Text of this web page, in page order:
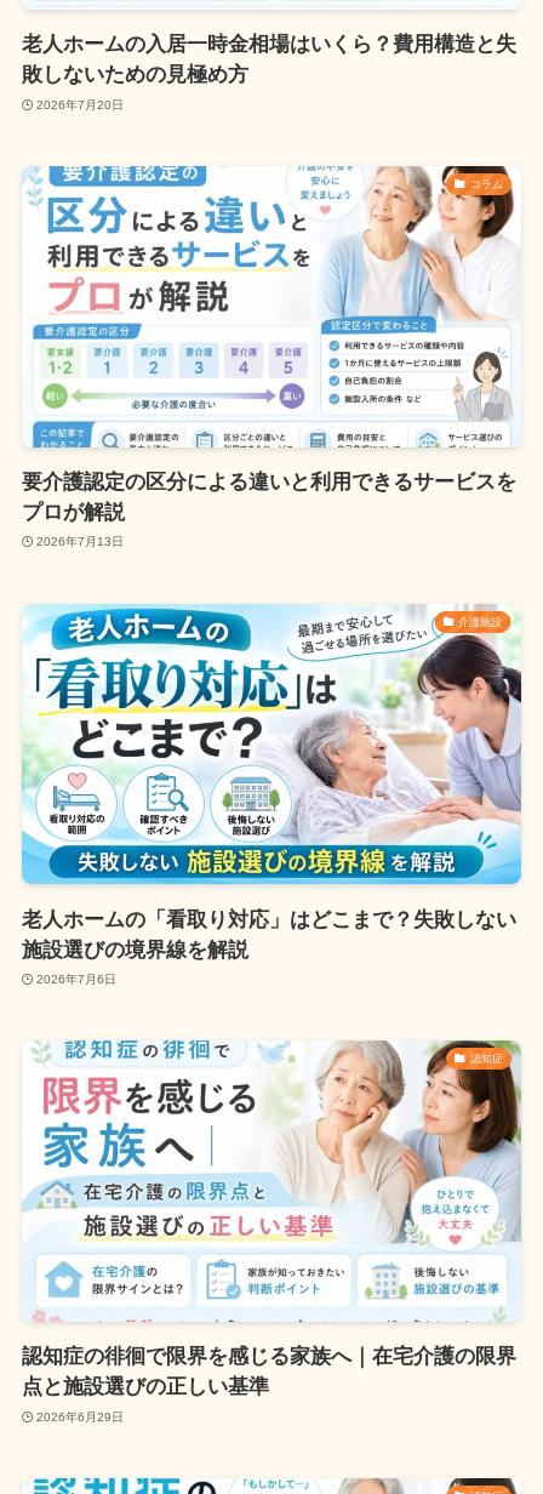
老人ホームの入居一時金相場はいくら？費用構造と失
敗しないための見極め方
2026年7月20日
コラム
要介護認定の区分による違いと利用できるサービスを
プロが解説
2026年7月13日
介護施設
老人ホームの「看取り対応」はどこまで？失敗しない
施設選びの境界線を解説
2026年7月6日
認知症
認知症の徘徊で限界を感じる家族へ｜在宅介護の限界
点と施設選びの正しい基準
2026年6月29日